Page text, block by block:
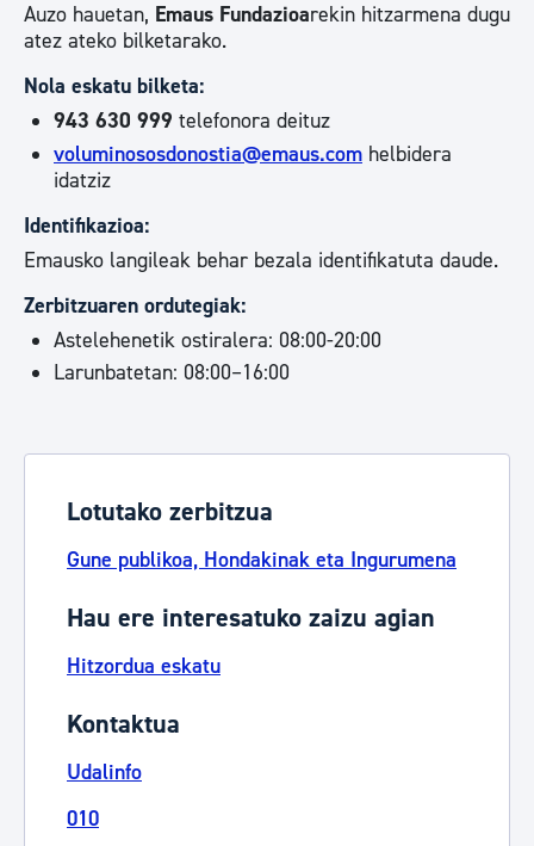
Auzo hauetan, Emaus Fundazioarekin hitzarmena dugu
atez ateko bilketarako.
Nola eskatu bilketa:
943 630 999 telefonora deituz
voluminososdonostia@emaus.com helbidera
idatziz
Identifikazioa:
Emausko langileak behar bezala identifikatuta daude.
Zerbitzuaren ordutegiak:
Astelehenetik ostiralera: 08:00-20:00
Larunbatetan: 08:00–16:00
Lotutako zerbitzua
Gune publikoa, Hondakinak eta Ingurumena
Hau ere interesatuko zaizu agian
Hitzordua eskatu
Kontaktua
Udalinfo
010